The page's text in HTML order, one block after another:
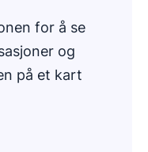
for å se
og
på et kart